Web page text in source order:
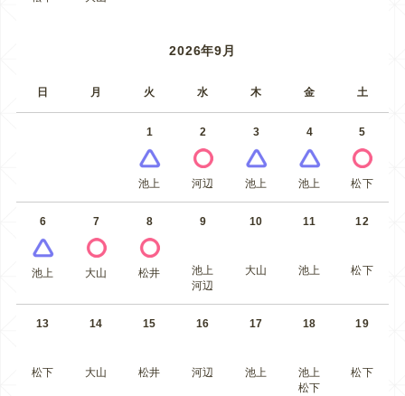
2026年9月
日 月 火 水 木 金 土
1
池上
2
河辺
3
池上
4
池上
5
松下
6
池上
7
大山
8
松井
9
池上
河辺
10
大山
11
池上
12
松下
13
松下
14
大山
15
松井
16
河辺
17
池上
18
池上
松下
19
松下